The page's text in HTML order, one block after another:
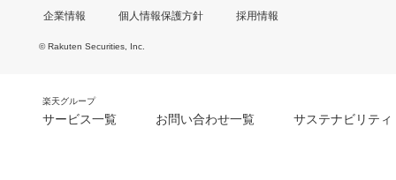
企業情報 個人情報保護方針 採用情報
© Rakuten Securities, Inc.
楽天グループ
サービス一覧 お問い合わせ一覧 サステナビリティ